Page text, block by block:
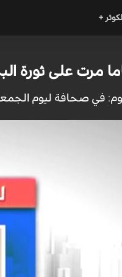
الكوثر +
شهر شباط 2022، عناوين مختلفة ركزت عليها الصحف